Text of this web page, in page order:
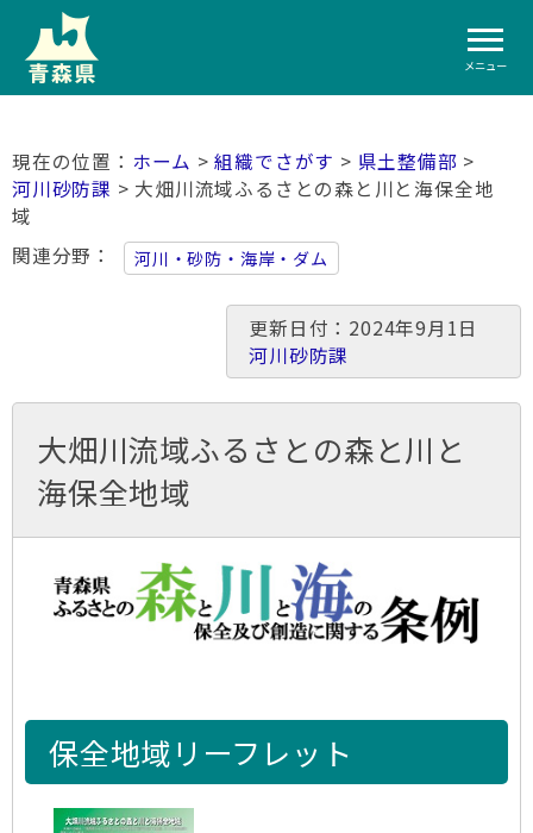
メニュー
ホーム >組織でさがす > 県土整備部 >
河川砂防課 > 大畑川流域ふるさとの森と川と海保全地
域
関連分野
河川・砂防・海岸・ダム
更新日付：2024年9月1日
河川砂防課
大畑川流域ふるさとの森と川と
海保全地域
保全地域リーフレット